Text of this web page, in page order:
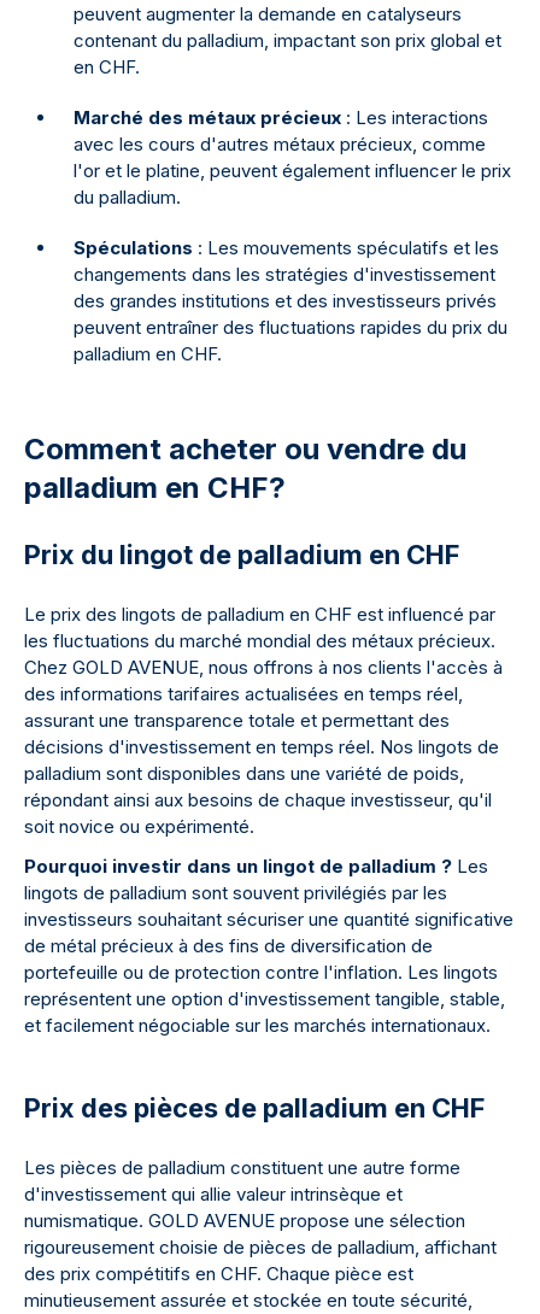
peuvent augmenter la demande en catalyseurs
contenant du palladium, impactant son prix global et
en CHF.
Marché des métaux précieux : Les interactions
avec les cours d'autres métaux précieux, comme
l'or et le platine, peuvent également influencer le prix
du palladium.
Spéculations : Les mouvements spéculatifs et les
changements dans les stratégies d'investissement
des grandes institutions et des investisseurs privés
peuvent entraîner des fluctuations rapides du prix du
palladium en CHF.
Comment acheter ou vendre du
palladium en CHF?
Prix du lingot de palladium en CHF
Le prix des lingots de palladium en CHF est influencé par
les fluctuations du marché mondial des métaux précieux.
Chez GOLD AVENUE, nous offrons à nos clients l'accès à
des informations tarifaires actualisées en temps réel,
assurant une transparence totale et permettant des
décisions d'investissement en temps réel. Nos lingots de
palladium sont disponibles dans une variété de poids,
répondant ainsi aux besoins de chaque investisseur, qu'il
soit novice ou expérimenté.
Pourquoi investir dans un lingot de palladium ? Les
lingots de palladium sont souvent privilégiés par les
investisseurs souhaitant sécuriser une quantité significative
de métal précieux à des fins de diversification de
portefeuille ou de protection contre l'inflation. Les lingots
représentent une option d'investissement tangible, stable,
et facilement négociable sur les marchés internationaux.
Prix des pièces de palladium en CHF
Les pièces de palladium constituent une autre forme
d'investissement qui allie valeur intrinsèque et
numismatique. GOLD AVENUE propose une sélection
rigoureusement choisie de pièces de palladium, affichant
des prix compétitifs en CHF. Chaque pièce est
minutieusement assurée et stockée en toute sécurité,